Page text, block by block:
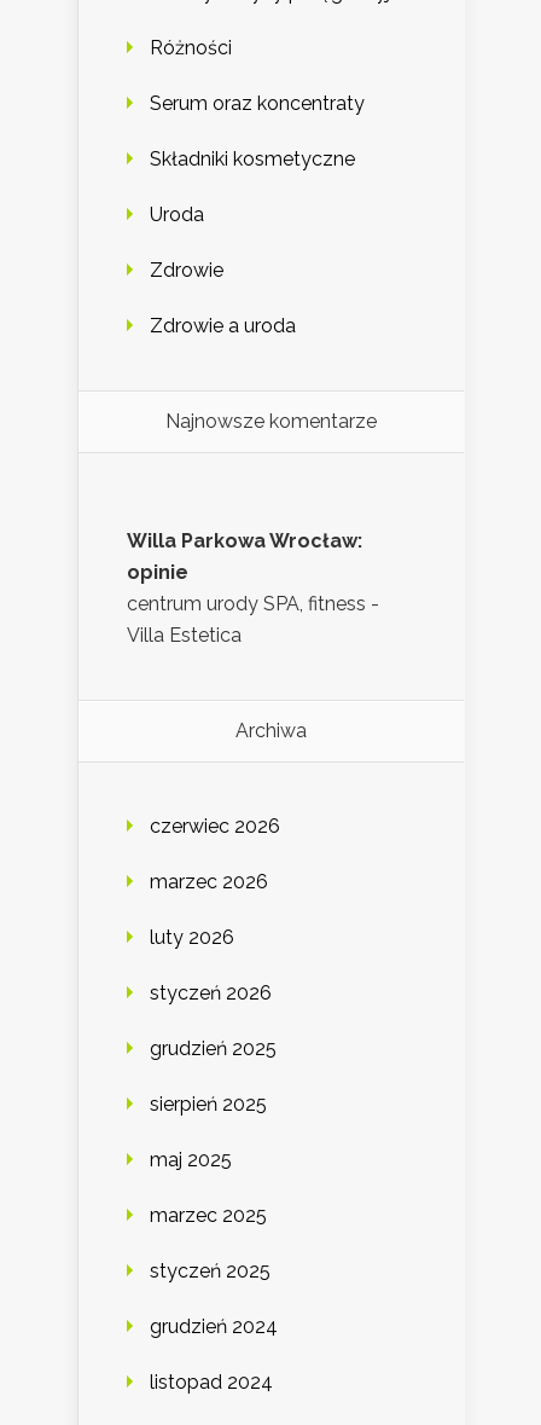
Różności
Serum oraz koncentraty
Składniki kosmetyczne
Uroda
Zdrowie
Zdrowie a uroda
Najnowsze komentarze
Willa Parkowa Wrocław:
opinie
centrum urody SPA, fitness -
Villa Estetica
Archiwa
czerwiec 2026
marzec 2026
luty 2026
styczeń 2026
grudzień 2025
sierpień 2025
maj 2025
marzec 2025
styczeń 2025
grudzień 2024
listopad 2024